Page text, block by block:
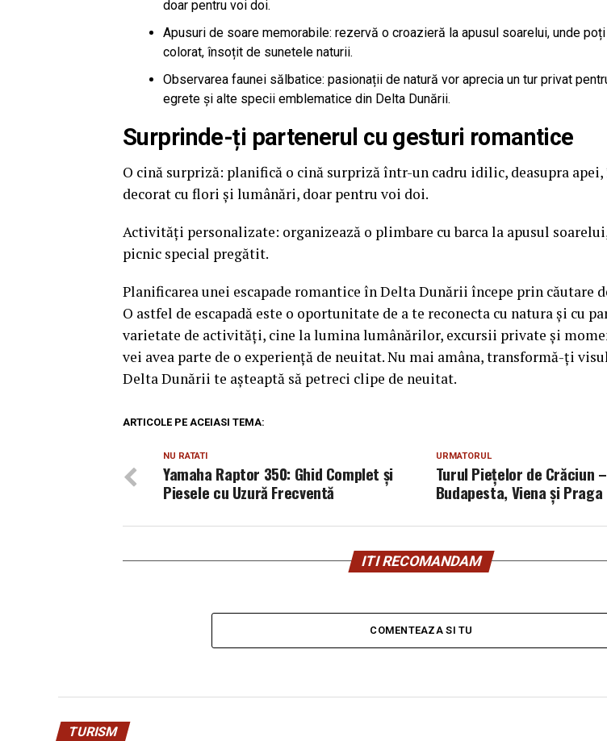
doar pentru voi doi.
Apusuri de soare memorabile: rezervă o croazieră la apusul soarelui, unde
colorat, însoțit de sunetele naturii.
Observarea faunei sălbatice: pasionații de natură vor aprecia un tur privat
egrete și alte specii emblematice din Delta Dunării.
Surprinde-ți partenerul cu gesturi romantice
O cină surpriză: planifică o cină surpriză într-un cadru idilic, deasupra
decorat cu flori și lumânări, doar pentru voi doi.
Activități personalizate: organizează o plimbare cu barca la apusul
picnic special pregătit.
Planificarea unei escapade romantice în Delta Dunării începe prin căutare
O astfel de escapadă este o oportunitate de a te reconecta cu natura și cu
varietate de activități, cine la lumina lumânărilor, excursii private și
vei avea parte de o experiență de neuitat. Nu mai amâna, transformă-ți
Delta Dunării te așteaptă să petreci clipe de neuitat.
ARTICOLE PE ACEIASI TEMA:
URMATORUL
Turul Piețelor de Crăciun –
Budapesta, Viena și Praga
NU RATATI
Yamaha Raptor 350: Ghid Complet și
Piesele cu Uzură Frecventă
ITI RECOMANDAM
COMENTEAZA SI TU
TURISM